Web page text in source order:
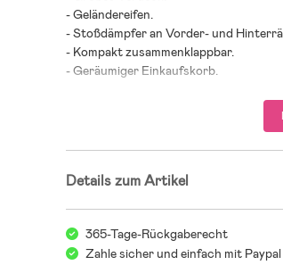
- Geländereifen.
- Stoßdämpfer an Vorder- und
- Kompakt zusammenklappbar.
- Geräumiger Einkaufskorb.
- Maximalbelastung: 22 kg (nach
Kinderwagen-Guide – finde den
Kind
Die Wahl eines Kinderwagens kann bei
Details zum Artikel
365-Tage-Rückgaberecht
Zahle sicher und einfach mit Paypal